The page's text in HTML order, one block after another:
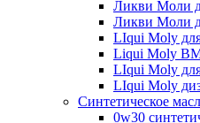
Ликви Моли
Ликви Моли
LIqui Moly
Liqui Moly
LIqui Moly
LIqui Moly
Синтетическое
0w30